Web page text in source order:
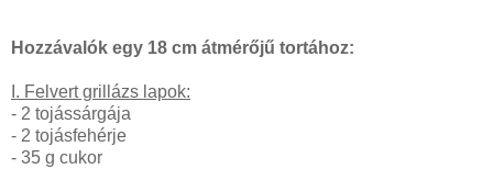
Hozzávalók egy 18 cm átmérőjű tortához:
I. Felvert grillázs lapok:
- 2 tojássárgája
- 2 tojásfehérje
- 35 g cukor